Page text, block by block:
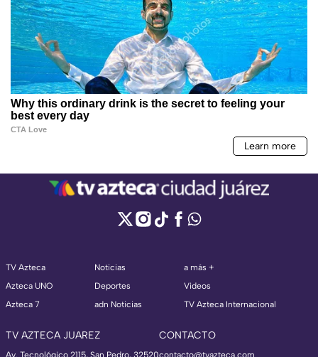
TV Azteca
Azteca UNO
Azteca 7
Noticias
Deportes
adn Noticias
a más +
Videos
TV Azteca Internacional
TV AZTECA JUAREZ CONTACTO